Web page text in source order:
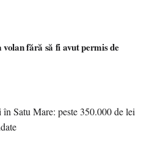
fără să fi avut permis de